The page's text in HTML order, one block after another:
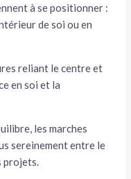
à se positionner :
de soi ou en
reliant le centre et
en soi et la
les marches
sereinement entre le
projets.